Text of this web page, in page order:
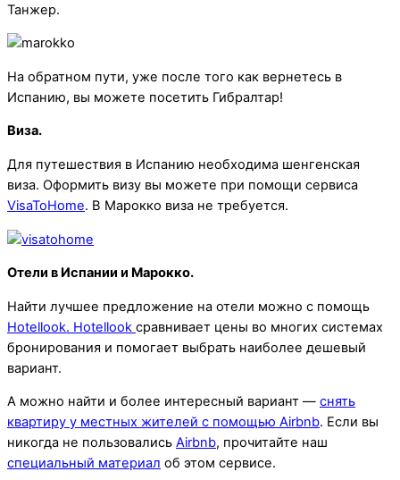
Танжер.
На обратном пути, уже после того как вернетесь в
Испанию, вы можете посетить Гибралтар!
Виза.
Для путешествия в Испанию необходима шенгенская
виза. Оформить визу вы можете при помощи сервиса
VisaToHome. В Марокко виза не требуется.
Отели в Испании и Марокко.
Найти лучшее предложение на отели можно с помощь
Hotellook. Hotellook сравнивает цены во многих системах
бронирования и помогает выбрать наиболее дешевый
вариант.
А можно найти и более интересный вариант — снять
квартиру у местных жителей с помощью Airbnb. Если вы
никогда не пользовались Airbnb, прочитайте наш
специальный материал об этом сервисе.